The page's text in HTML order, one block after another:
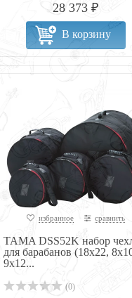
28 373 ₽
В корзину
избранное сравнить
TAMA DSS52K набор
для барабанов (18x22,
9x12...
(0)